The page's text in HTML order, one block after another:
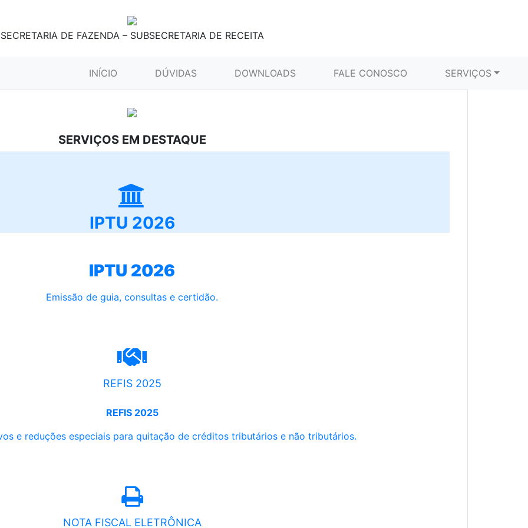
SECRETARIA DE FAZENDA – SUBSECRETARIA DE RECEITA
INÍCIO (CURRENT)DÚVIDAS DOWNLOADS FALE CONOSCO SERVIÇOS
SERVIÇOS EM DESTAQUE
IPTU 2026
IPTU 2026
Emissão de guia, consultas e certidão.
REFIS 2025
REFIS 2025
e reduções especiais para quitação de créditos tributários e não tributários.
NOTA FISCAL ELETRÔNICA